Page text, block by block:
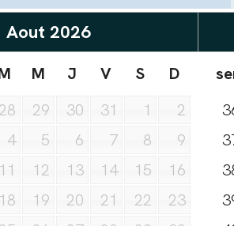
Aout 2026
M J V S
D
28 29 30 31 1
2
4 5 6 7 8
9
11 12 13 14 15
16
18 19 20 21 22
23